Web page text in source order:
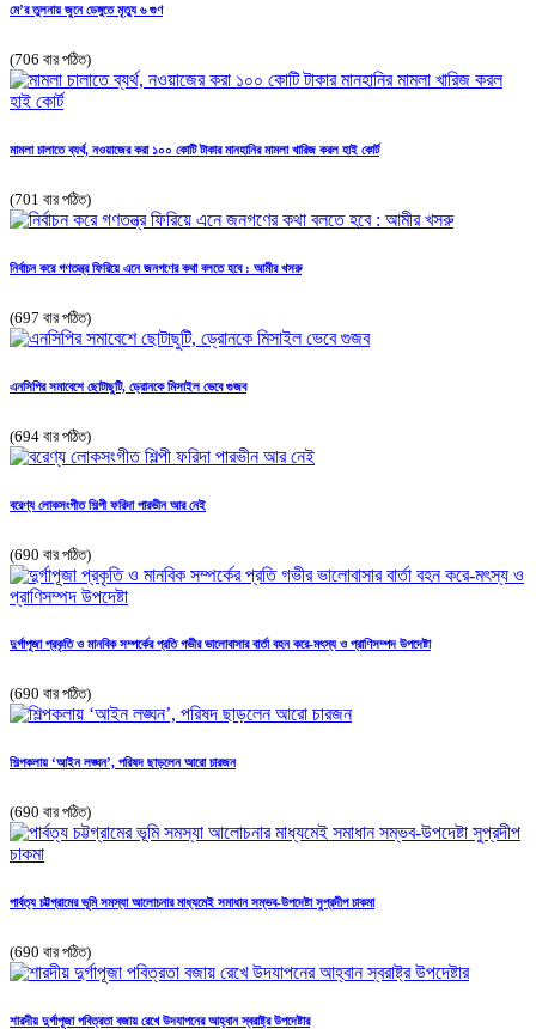
মে’র তুলনায় জুনে ডেঙ্গুতে মৃত্যু ৬ গুণ
(706 বার পঠিত)
মামলা চালাতে ব্যর্থ, নওয়াজের করা ১০০ কোটি টাকার মানহানির মামলা খারিজ করল হাই কোর্ট
(701 বার পঠিত)
নির্বাচন করে গণতন্ত্র ফিরিয়ে এনে জনগণের কথা বলতে হবে : আমীর খসরু
(697 বার পঠিত)
এনসিপির সমাবেশে ছোটাছুটি, ড্রোনকে মিসাইল ভেবে গুজব
(694 বার পঠিত)
বরেণ্য লোকসংগীত শিল্পী ফরিদা পারভীন আর নেই
(690 বার পঠিত)
দুর্গাপূজা প্রকৃতি ও মানবিক সম্পর্কের প্রতি গভীর ভালোবাসার বার্তা বহন করে-মৎস্য ও প্রাণিসম্পদ উপদেষ্টা
(690 বার পঠিত)
শিল্পকলায় ‘আইন লঙ্ঘন’, পরিষদ ছাড়লেন আরো চারজন
(690 বার পঠিত)
পার্বত্য চট্টগ্রামের ভূমি সমস্যা আলোচনার মাধ্যমেই সমাধান সম্ভব-উপদেষ্টা সুপ্রদীপ চাকমা
(690 বার পঠিত)
শারদীয় দুর্গাপূজা পবিত্রতা বজায় রেখে উদযাপনের আহ্বান স্বরাষ্ট্র উপদেষ্টার